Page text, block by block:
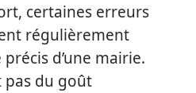
certaines erreurs
régulièrement
d’une mairie.
pas du goût